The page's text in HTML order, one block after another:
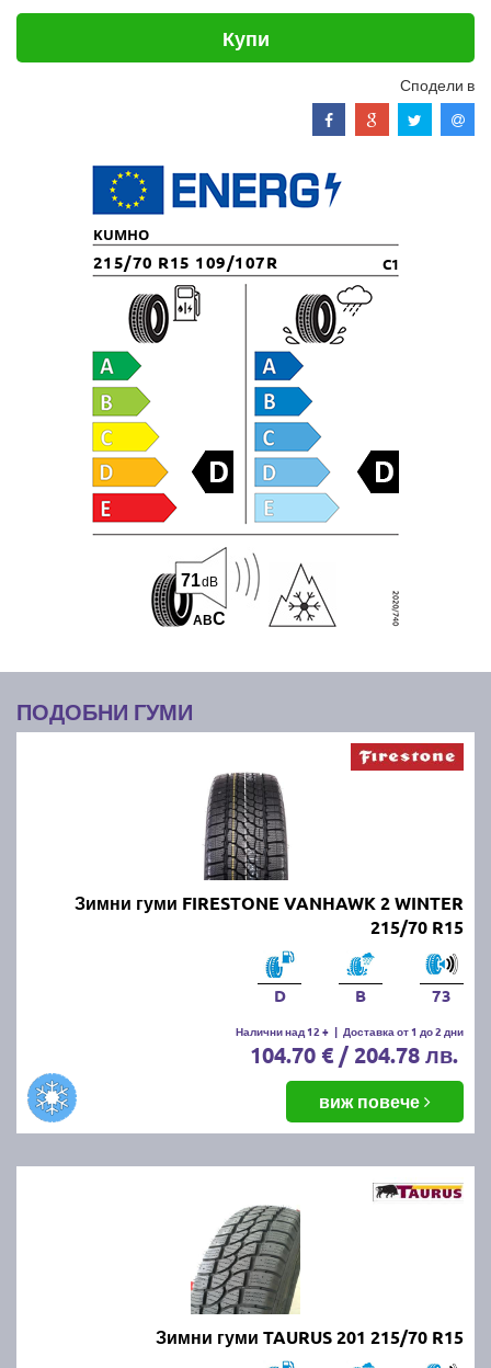
Купи
Сподели в
KUMHO
215/70 R15 109/107R C1
ABC
71dB
ПОДОБНИ ГУМИ
Зимни гуми FIRESTONE VANHAWK 2 WINTER
215/70 R15
D B 73
Налични над 12 + | Доставка от 1 до 2 дни
104.70 € / 204.78 лв.
виж повече
Зимни гуми TAURUS 201 215/70 R15